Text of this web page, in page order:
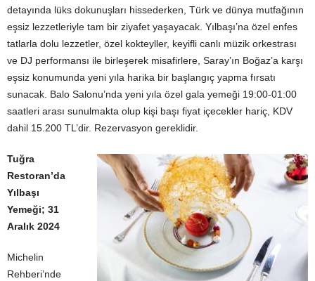
detayında lüks dokunuşları hissederken, Türk ve dünya mutfağının
eşsiz lezzetleriyle tam bir ziyafet yaşayacak. Yılbaşı’na özel enfes
tatlarla dolu lezzetler, özel kokteyller, keyifli canlı müzik orkestrası
ve DJ performansı ile birleşerek misafirlere, Saray’ın Boğaz’a karşı
eşsiz konumunda yeni yıla harika bir başlangıç yapma fırsatı
sunacak. Balo Salonu’nda yeni yıla özel gala yemeği 19:00-01:00
saatleri arası sunulmakta olup kişi başı fiyat içecekler hariç, KDV
dahil 15.200 TL’dir. Rezervasyon gereklidir.
Tuğra
Restoran’da
Yılbaşı
Yemeği; 31
Aralık 2024
Michelin
Rehberi’nde